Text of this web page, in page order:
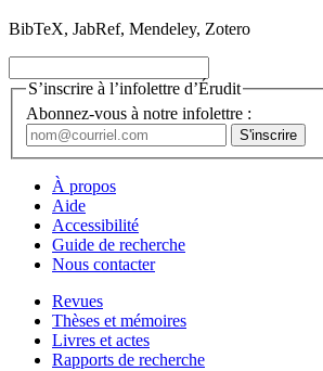
BibTeX, JabRef, Mendeley, Zotero
S’inscrire à l’infolettre d’Érudit
Abonnez-vous à notre infolettre :
À propos
Aide
Accessibilité
Guide de recherche
Nous contacter
Revues
Thèses et mémoires
Livres et actes
Rapports de recherche